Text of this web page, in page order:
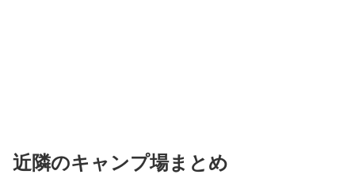
近隣のキャンプ場まとめ